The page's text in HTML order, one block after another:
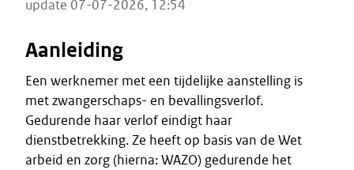
update 07-07-2026, 12:54
Aanleiding
Een werknemer met een tijdelijke aanstelling is
met zwangerschaps- en bevallingsverlof.
Gedurende haar verlof eindigt haar
dienstbetrekking. Ze heeft op basis van de Wet
arbeid en zorg (hierna: WAZO) gedurende het